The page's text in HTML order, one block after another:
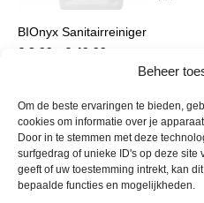
Beheer
Om de beste ervaringen te bieden,
cookies om informatie over je
Door in te stemmen met deze
surfgedrag of unieke ID's op deze site
geeft of uw toestemming intrekt, kan
bepaalde functies en mogelijkheden.
Deze
optie
kan
gekozen
worden
BIOnyx Sanitairreiniger
€ 8,99 € 49,99
€ 8,99
€ 49,99